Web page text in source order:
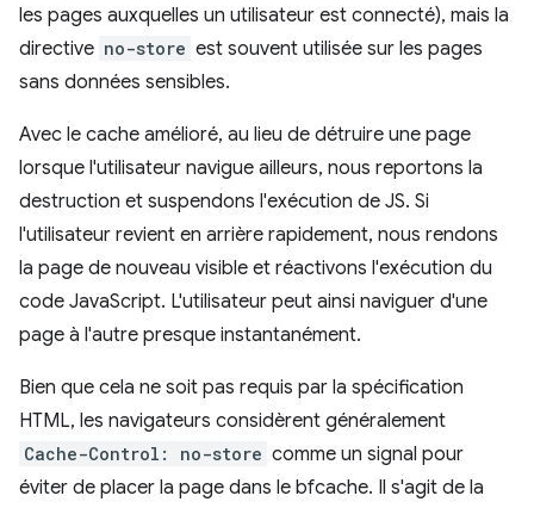
les pages auxquelles un utilisateur est connecté), mais la
directive no-store est souvent utilisée sur les pages
sans données sensibles.
Avec le cache amélioré, au lieu de détruire une page
lorsque l'utilisateur navigue ailleurs, nous reportons la
destruction et suspendons l'exécution de JS. Si
l'utilisateur revient en arrière rapidement, nous rendons
la page de nouveau visible et réactivons l'exécution du
code JavaScript. L'utilisateur peut ainsi naviguer d'une
page à l'autre presque instantanément.
Bien que cela ne soit pas requis par la spécification
HTML, les navigateurs considèrent généralement
Cache-Control: no-store comme un signal pour
éviter de placer la page dans le bfcache. Il s'agit de la